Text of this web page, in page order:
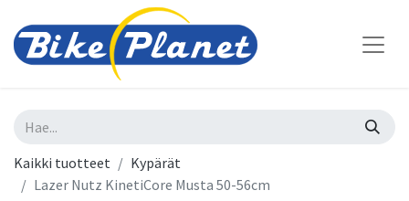
Kaikki tuotteet
Kypärät
Lazer Nutz KinetiCore Musta 50-56cm